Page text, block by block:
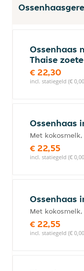
Ossenhaas
Thaise
€ 22,30
incl. statiegeld (€
Ossenhaas
Met
€ 22,55
incl. statiegeld (€
Ossenhaas
Met
€ 22,55
incl. statiegeld (€